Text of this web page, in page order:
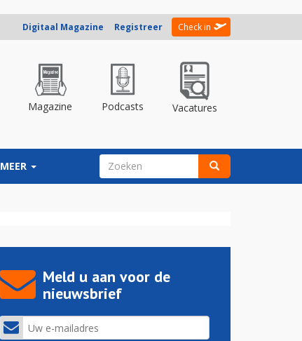
Digitaal Magazine Registreer Check in
Magazine Podcasts Vacatures
MEER ZOEKVELD
Meld u aan voor de
nieuwsbrief